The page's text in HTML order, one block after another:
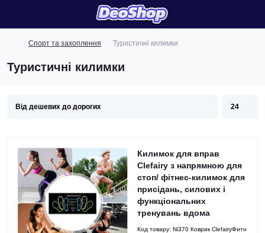
Спорт та захоплення Туристичні килимки
Туристичні килимки
Килимок для вправ
Clefairy з напрямною для
стоп/ фітнес-килимок для
присідань, силових і
функціональних
тренувань вдома
Код товару: Ni370 Коврик ClefairyФитн